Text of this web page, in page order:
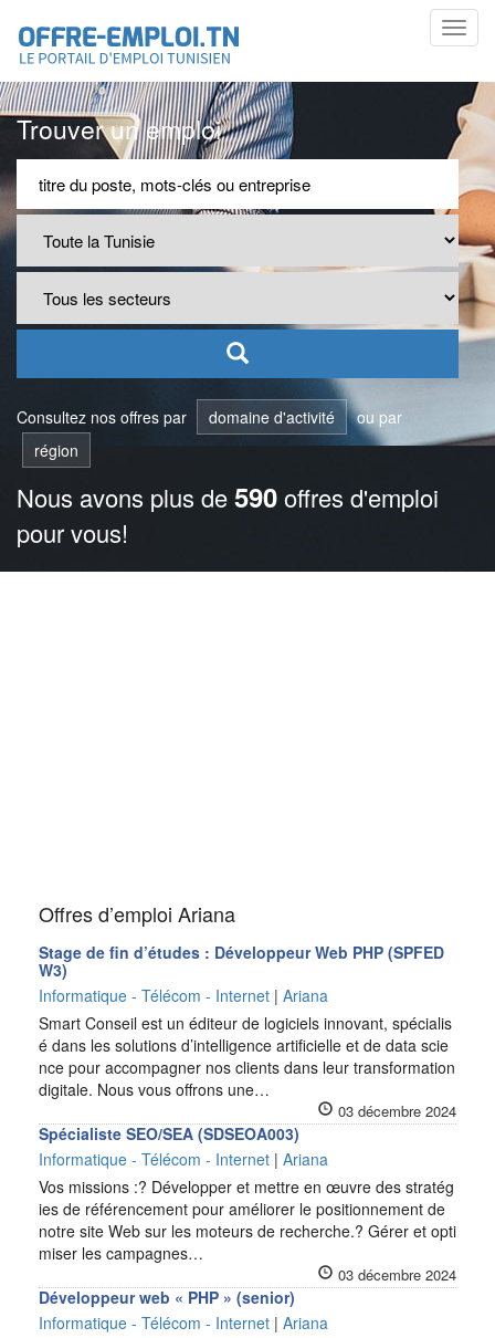
Trouver un emploi
Consultez nos offres par domaine d'activité
ou par
région
Nous avons plus de590offres d'emploi
pour vous!
Offres d’emploi Ariana
Stage de fin d’études : Développeur Web PHP (SPFED
W3)
Informatique - Télécom - Internet | Ariana
Smart Conseil est un éditeur de logiciels innovant, spécialis
é dans les solutions d’intelligence artificielle et de data scie
nce pour accompagner nos clients dans leur transformation
digitale. Nous vous offrons une…
03 décembre 2024
Spécialiste SEO/SEA (SDSEOA003)
Informatique - Télécom - Internet | Ariana
Vos missions :? Développer et mettre en œuvre des stratég
ies de référencement pour améliorer le positionnement de
notre site Web sur les moteurs de recherche.? Gérer et opti
miser les campagnes…
03 décembre 2024
Développeur web « PHP » (senior)
Informatique - Télécom - Internet | Ariana